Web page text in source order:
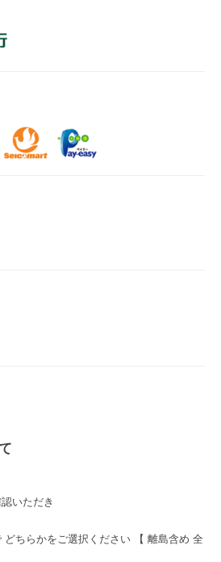
いただき
どちらかをご選択ください 【 離島含め 全